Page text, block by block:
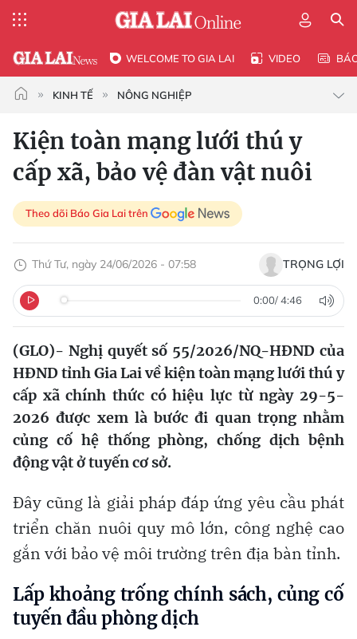
WELCOME TO GIA LAI VIDEO
KINH TẾ NÔNG NGHIỆP
Kiện toàn mạng lưới thú y
cấp xã, bảo vệ đàn vật nuôi
Theo dõi Báo Gia Lai trên
Thứ Tư, ngày 24/06/2026 - 07:58 TRỌNG LỢI
0:00/4:46
(GLO)- Nghị quyết số 55/2026/NQ-HÐND của
HÐND tỉnh Gia Lai về kiện toàn mạng lưới thú y
cấp xã chính thức có hiệu lực từ ngày 29-5-
2026 được xem là bước đi quan trọng nhằm
củng cố hệ thống phòng, chống dịch bệnh
động vật ở tuyến cơ sở.
Ðây cũng là giải pháp đáp ứng yêu cầu phát
triển chăn nuôi quy mô lớn, công nghệ cao
gắn với bảo vệ môi trường trên địa bàn tỉnh.
Lấp khoảng trống chính sách, củng cố
tuyến đầu phòng dịch